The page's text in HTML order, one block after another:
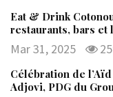
Eat & Drink
restaurants, bars et
Mar 31, 2025
Célébration de
Adjovi, PDG du